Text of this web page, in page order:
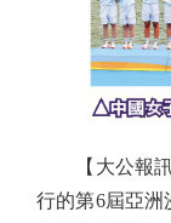
【大公報訊
行的第6屆亞洲